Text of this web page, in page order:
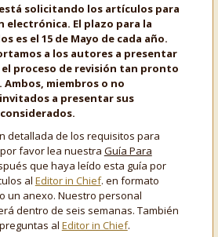
solicitando los artículos para
electrónica. El plazo para la
es el 15 de Mayo de cada año.
a los autores a presentar
proceso de revisión tan pronto
miembros o no
a presentar sus
detallada de los requisitos para
favor lea nuestra Guía Para
que haya leído esta guía por
al Editor in Chief. en formato
un anexo. Nuestro personal
dentro de seis semanas. También
al Editor in Chief.